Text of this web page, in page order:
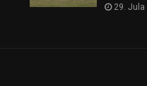
29. Jula